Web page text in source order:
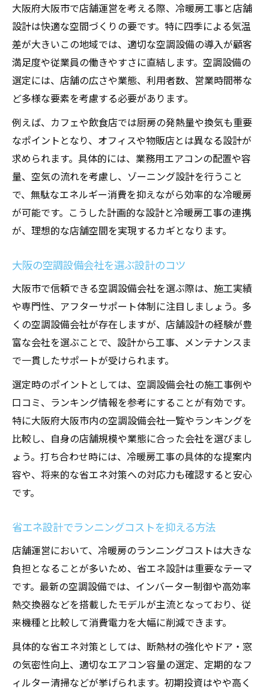
店舗の用途別に最適な空調設備を選ぶ方法
空調設備ランキングを活用した賢い選定法
冷暖房設備で店舗運営を省エネにする方法
空調設備工事で店舗の省エネを実現する秘
訣
冷暖房工事の設計変更でコストダウンを狙
う
店舗設計から考える省エネ空調設備導入法
空調設備大手の省エネ技術を店舗に応用
大阪の設備会社ランキング情報を活用する
空調設備工事を成功へ導く設計基準とは
冷暖房工事の設計基準を知って成功へ近づ
く
店舗設計段階で考える冷暖房工事の条件
空調設備工事の信頼できる基準とは何か
空調設備会社一覧を比較して基準を確認
大阪市で選ぶ店舗向け冷暖房の最新動向
大阪市の空調設備会社ランキング徹底解説
冷暖房工事の最新トレンドと設計ポイント
店舗設計に強い空調設備会社を見極める方
法
省エネ型空調設備の導入が増える理由とは
空調設備会社一覧から動向を読み取る視点
冷暖房工事で効率的な空調設備導入の手順
方
大阪の設備会社ランキングを参考に実践
省エネ性を高める店舗設計と工事の工夫
空調設備工事の流れと効率化ポイント
大阪府大阪市で店舗運営を考える際、冷暖房工事と店舗
設計は快適な空間づくりの要です。特に四季による気温
差が大きいこの地域では、適切な空調設備の導入が顧客
満足度や従業員の働きやすさに直結します。空調設備の
選定には、店舗の広さや業態、利用者数、営業時間帯な
ど多様な要素を考慮する必要があります。
例えば、カフェや飲食店では厨房の発熱量や換気も重要
なポイントとなり、オフィスや物販店とは異なる設計が
求められます。具体的には、業務用エアコンの配置や容
量、空気の流れを考慮し、ゾーニング設計を行うこと
で、無駄なエネルギー消費を抑えながら効率的な冷暖房
が可能です。こうした計画的な設計と冷暖房工事の連携
が、理想的な店舗空間を実現するカギとなります。
大阪の空調設備会社を選ぶ設計のコツ
大阪市で信頼できる空調設備会社を選ぶ際は、施工実績
や専門性、アフターサポート体制に注目しましょう。多
くの空調設備会社が存在しますが、店舗設計の経験が豊
富な会社を選ぶことで、設計から工事、メンテナンスま
で一貫したサポートが受けられます。
選定時のポイントとしては、空調設備会社の施工事例や
口コミ、ランキング情報を参考にすることが有効です。
特に大阪府大阪市内の空調設備会社一覧やランキングを
比較し、自身の店舗規模や業態に合った会社を選びまし
ょう。打ち合わせ時には、冷暖房工事の具体的な提案内
容や、将来的な省エネ対策への対応力も確認すると安心
です。
省エネ設計でランニングコストを抑える方法
店舗運営において、冷暖房のランニングコストは大きな
負担となることが多いため、省エネ設計は重要なテーマ
です。最新の空調設備では、インバーター制御や高効率
熱交換器などを搭載したモデルが主流となっており、従
来機種と比較して消費電力を大幅に削減できます。
具体的な省エネ対策としては、断熱材の強化やドア・窓
の気密性向上、適切なエアコン容量の選定、定期的なフ
ィルター清掃などが挙げられます。初期投資はやや高く